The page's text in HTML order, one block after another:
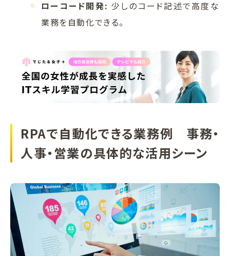
ローコード開発: 少しのコード記述で高度な
業務を自動化できる。
RPAで自動化できる業務例 事務・
人事・営業の具体的な活用シーン